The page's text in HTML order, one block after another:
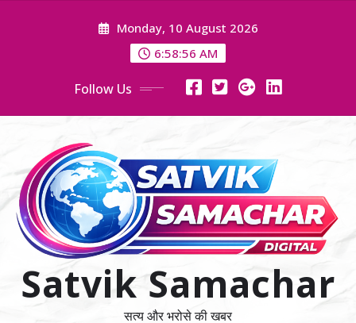
Monday, 10 August 2026
6:58:58 AM
Follow Us
Satvik Samachar
सत्य और भरोसे की खबर